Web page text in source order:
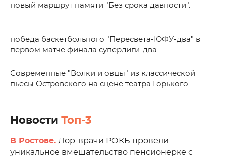
новый маршрут памяти "Без срока давности".
победа баскетбольного "Пересвета-ЮФУ-два" в
первом матче финала суперлиги-два...
Современные "Волки и овцы" из классической
пьесы Островского на сцене театра Горького
Новости Топ-3
В Ростове. Лор-врачи РОКБ провели
уникальное вмешательство пенсионерке с